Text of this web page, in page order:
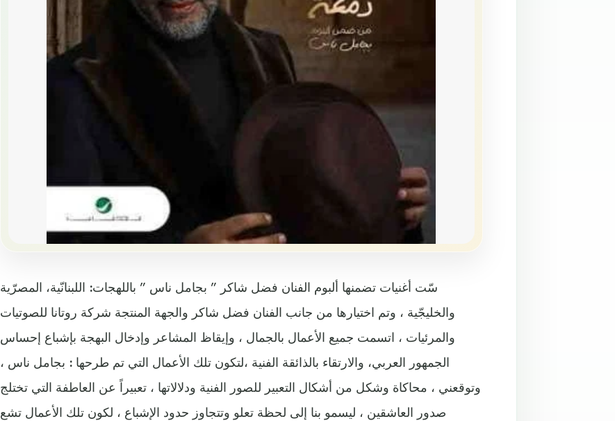
سّت أغنيات تضمنها ألبوم الفنان فضل شاكر ” بجامل ناس ” باللهجات: اللبنانّية، المصرّية
والخليجّية ، وتم اختيارها من جانب الفنان فضل شاكر والجهة المنتجة شركة روتانا للصوتيات
والمرئيات ، اتسمت جميع الأعمال بالجمال ، وإيقاظ المشاعر وإدخال البهجة بإشباع إحساس
الجمهور العربي، والارتقاء بالذائقة الفنية ،لتكون تلك الأعمال التي تم طرحها : بجامل ناس ،
وتوقعني ، محاكاة وشكل من أشكال التعبير للصور الفنية ودلالاتها ، تعبيراً عن العاطفة التي تختلج
صدور العاشقين ، ليسمو بنا إلى لحظة تعلو وتتجاوز حدود الإشباع ، لكون تلك الأعمال تشع